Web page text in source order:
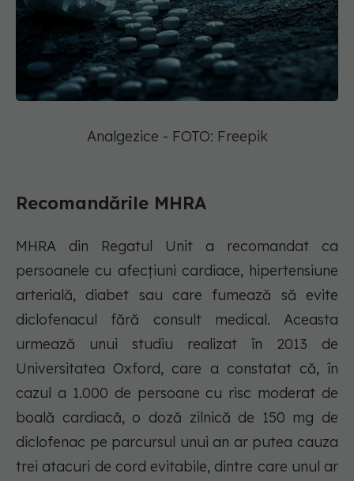
Analgezice - FOTO: Freepik
Recomandările MHRA
MHRA din Regatul Unit a recomandat ca
persoanele cu afecțiuni cardiace, hipertensiune
arterială, diabet sau care fumează să evite
diclofenacul fără consult medical. Aceasta
urmează unui studiu realizat în 2013 de
Universitatea Oxford, care a constatat că, în
cazul a 1.000 de persoane cu risc moderat de
boală cardiacă, o doză zilnică de 150 mg de
diclofenac pe parcursul unui an ar putea cauza
trei atacuri de cord evitabile, dintre care unul ar